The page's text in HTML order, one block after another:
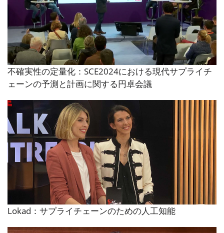
不確実性の定量化：SCE2024における現代サプライチ
ェーンの予測と計画に関する円卓会議
Lokad：サプライチェーンのための人工知能